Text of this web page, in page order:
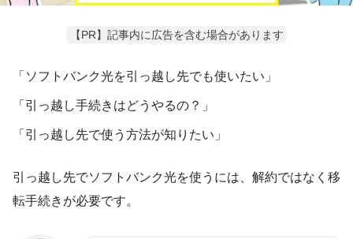
【PR】記事内に広告を含む場合があります
「ソフトバンク光を引っ越し先でも使いたい」
「引っ越し手続きはどうやるの？」
「引っ越し先で使う方法が知りたい」
引っ越し先でソフトバンク光を使うには、解約ではなく 移
転手続き が必要です。